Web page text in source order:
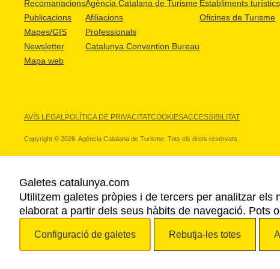
Recomanacions
Publicacions
Mapes/GIS
Newsletter
Mapa web
Agència Catalana de Turisme
Afiliacions
Professionals
Catalunya Convention Bureau
Establiments turístics
Oficines de Turisme
AVÍS LEGALPOLÍTICA DE PRIVACITATCOOKIESACCESSIBILITAT
Copyright © 2026. Agència Catalana de Turisme. Tots els drets reservats.
ELS NOSTRES PARTNERS
Galetes catalunya.com
Utilitzem galetes pròpies i de tercers per analitzar
elaborat a partir dels seus hàbits de navegació. Pots
Configuració de galetes Rebutja-les totes